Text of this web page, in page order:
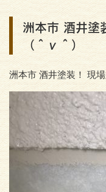
洲本市 酒井塗
（＾ν＾）
洲本市 酒井塗装！ 現